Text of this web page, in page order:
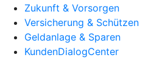
Zukunft & Vorsorgen
Versicherung & Schützen
Geldanlage & Sparen
KundenDialogCenter